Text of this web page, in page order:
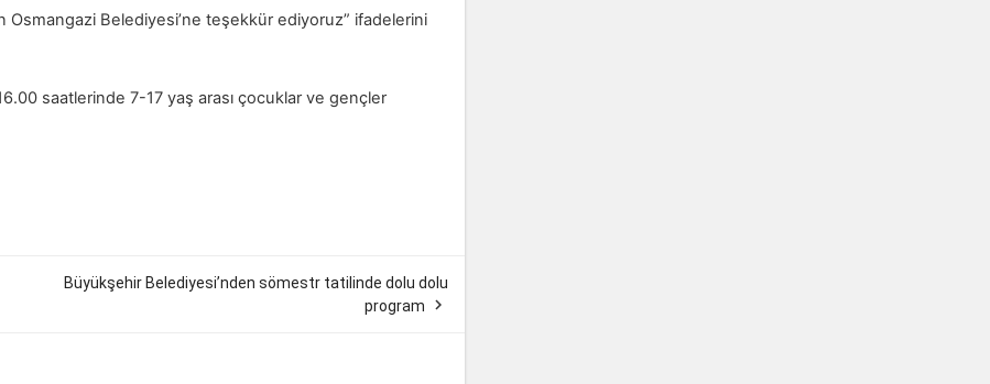
Osmangazi Belediyesi’ne teşekkür ediyoruz” ifadelerini
saatlerinde 7-17 yaş arası çocuklar ve gençler
Büyükşehir Belediyesi’nden sömestr tatilinde dolu dolu
program
